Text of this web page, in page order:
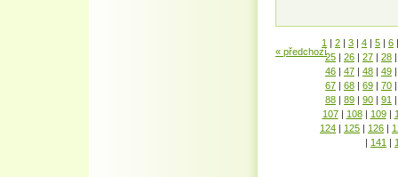
« předchozí
1 | 2 | 3 | 4 | 5 | 6 |
25 | 26 | 27 | 28 |
46 | 47 | 48 | 49 |
67 | 68 | 69 | 70 |
88 | 89 | 90 | 91 |
107 | 108 | 109 |
124 | 125 | 126 |
| 141 |